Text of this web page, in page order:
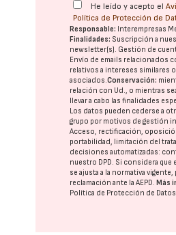
He leído y acepto el
Política de Protección de
Responsable: Interempresas
Finalidades: Suscripción a
newsletter(s). Gestión de
Envío de emails relacionados
relativos a intereses similares o
asociados.Conservación:
relación con Ud., o mientras
llevar a cabo las finalidades
Los datos pueden cederse a
grupo por motivos de gestión
Acceso, rectificación,
portabilidad, limitación del
decisiones automatizadas:
nuestro DPD. Si considera que
se ajusta a la normativa
reclamación ante laAEPD.Más
Política de Protección de Datos